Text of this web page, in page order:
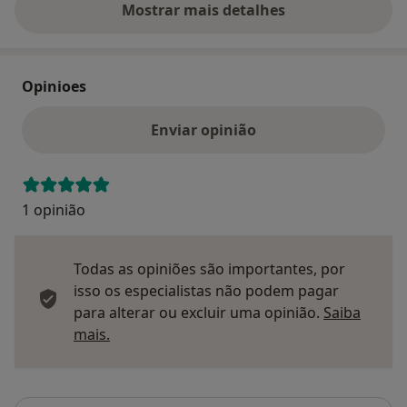
Mostrar mais detalhes
sobre o endereço
Opinioes
Enviar opinião
1 opinião
Todas as opiniões são importantes, por
isso os especialistas não podem pagar
para alterar ou excluir uma opinião. Saiba
mais.